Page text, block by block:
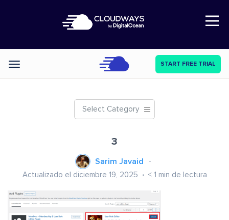
Open Nav
Categories START FREE TRIAL
Select Category
3
Sarim Javaid
Actualizado el diciembre 19, 2025 < 1 min de lectura